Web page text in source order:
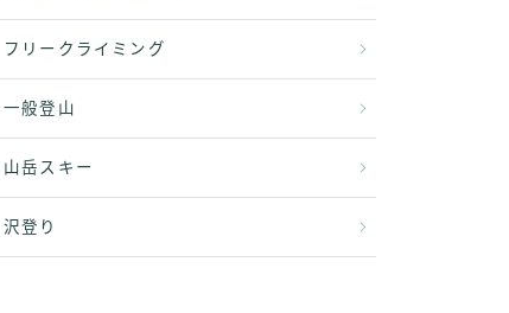
フリークライミング
一般登山
山岳スキー
沢登り